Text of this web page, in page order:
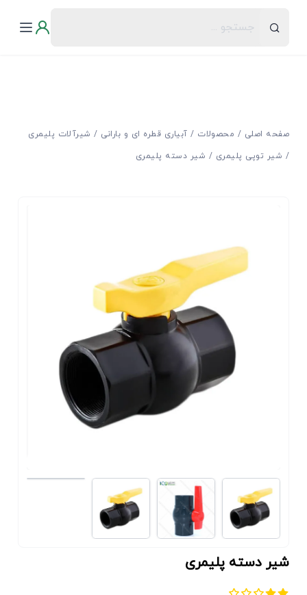
صفحه اصلی محصولات آبیاری قطره ای و بارانی
شیرآلات پلیمری
شیر توپی پلیمری
شیر دسته پلیمری
شیر دسته پلیمری